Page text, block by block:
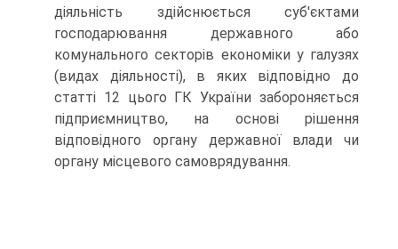
діяльність здійснюється суб'єктами
господарювання державного або
комунального секторів економіки у галузях
(видах діяльності), в яких відповідно до
статті 12 цього ГК України забороняється
підприємництво, на основі рішення
відповідного органу державної влади чи
органу місцевого самоврядування.